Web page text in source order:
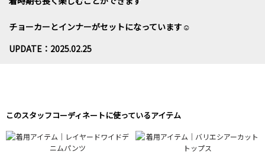
チョーカーとインナーがセットになっています☺︎
UPDATE：2025.02.25
このスタッフコーディネートに使っているアイテム